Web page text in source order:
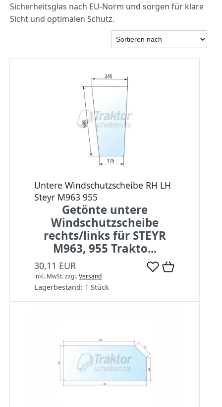
Sicherheitsglas nach EU-Norm und sorgen für klare
Sicht und optimalen Schutz.
Untere Windschutzscheibe RH LH
Steyr M963 955
Getönte untere
Windschutzscheibe
rechts/links für STEYR
M963, 955 Trakto...
30,11 EUR
inkl. MwSt.zzgl.Versand
Lagerbestand: 1 Stück